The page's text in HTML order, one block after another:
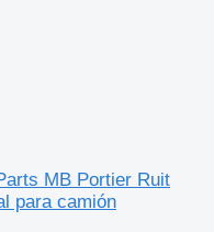
MB Portier Ruit
para camión